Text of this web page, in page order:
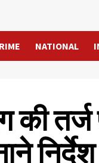
NATIONAL
की
निर्देश